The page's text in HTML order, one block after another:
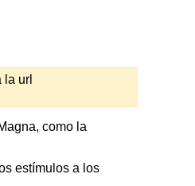
url
como la
estímulos a los